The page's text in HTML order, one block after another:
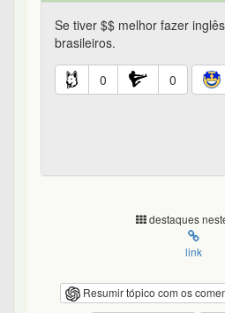
Se tiver $$ melhor fazer
brasileiros.
0 0
destaques
link
Resumir tópico com os